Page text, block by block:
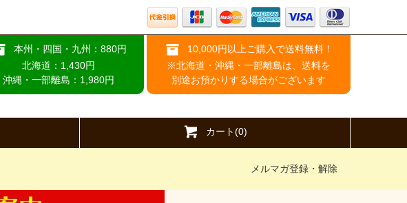
本州・四国・九州：880円
北海道：1,430円
沖縄・一部離島：1,980円
10,000円以上ご購入で送料無料！
※北海道・沖縄・一部離島は、送料を
別途お預かりする場合がございます
カート(0)
メルマガ登録・解除